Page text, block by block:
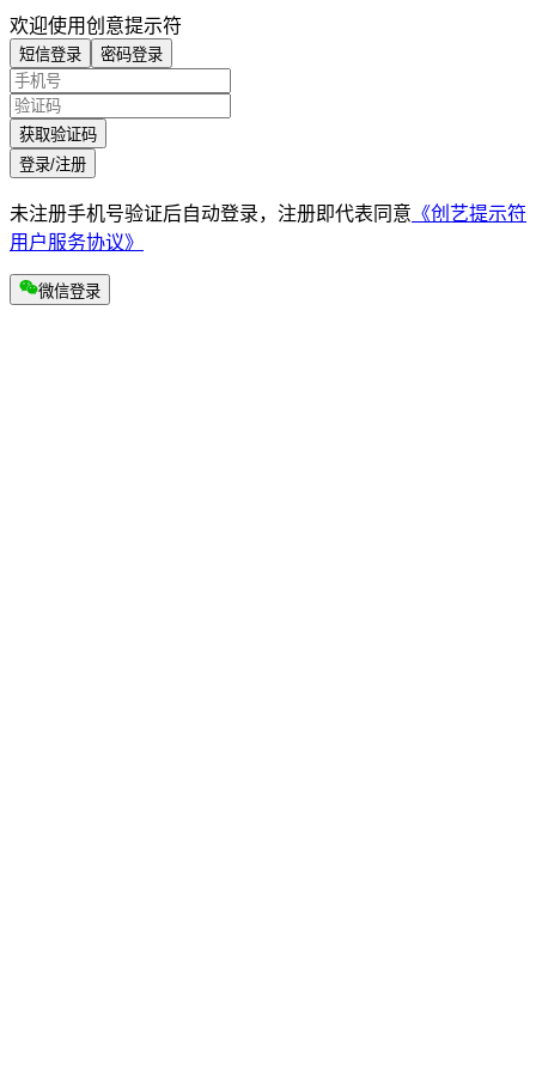
欢迎使用创意提示符
短信登录 密码登录
获取验证码
登录/注册
未注册手机号验证后自动登录，注册即代表同意 《创艺提示符
用户服务协议》
微信登录